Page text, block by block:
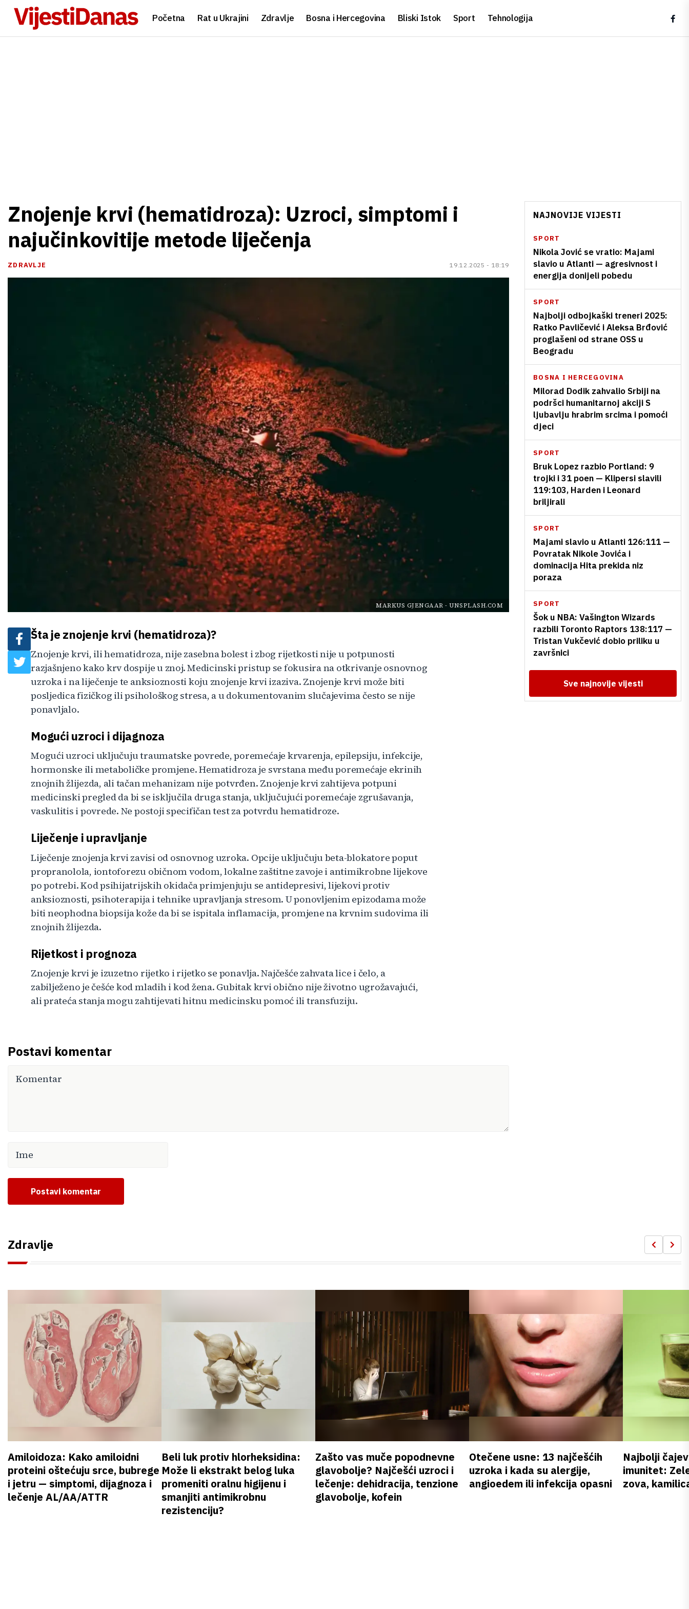
Početna Rat u Ukrajini Zdravlje Bosna i Hercegovina Bliski Istok Sport Tehnologija
Znojenje krvi (hematidroza): Uzroci, simptomi i
najučinkovitije metode liječenja
ZDRAVLJE 19.12.2025 - 18:19
MARKUS GJENGAAR - UNSPLASH.COM
Šta je znojenje krvi (hematidroza)?
Znojenje krvi, ili hematidroza, nije zasebna bolest i zbog rijetkosti nije u potpunosti
razjašnjeno kako krv dospije u znoj. Medicinski pristup se fokusira na otkrivanje osnovnog
uzroka i na liječenje te anksioznosti koju znojenje krvi izaziva. Znojenje krvi može biti
posljedica fizičkog ili psihološkog stresa, a u dokumentovanim slučajevima često se nije
ponavljalo.
Mogući uzroci i dijagnoza
Mogući uzroci uključuju traumatske povrede, poremećaje krvarenja, epilepsiju, infekcije,
hormonske ili metaboličke promjene. Hematidroza je svrstana među poremećaje ekrinih
znojnih žlijezda, ali tačan mehanizam nije potvrđen. Znojenje krvi zahtijeva potpuni
medicinski pregled da bi se isključila druga stanja, uključujući poremećaje zgrušavanja,
vaskulitis i povrede. Ne postoji specifičan test za potvrdu hematidroze.
Liječenje i upravljanje
Liječenje znojenja krvi zavisi od osnovnog uzroka. Opcije uključuju beta-blokatore poput
propranolola, iontoforezu običnom vodom, lokalne zaštitne zavoje i antimikrobne lijekove
po potrebi. Kod psihijatrijskih okidača primjenjuju se antidepresivi, lijekovi protiv
anksioznosti, psihoterapija i tehnike upravljanja stresom. U ponovljenim epizodama može
biti neophodna biopsija kože da bi se ispitala inflamacija, promjene na krvnim sudovima ili
znojnih žlijezda.
Rijetkost i prognoza
Znojenje krvi je izuzetno rijetko i rijetko se ponavlja. Najčešće zahvata lice i čelo, a
zabilježeno je češće kod mladih i kod žena. Gubitak krvi obično nije životno ugrožavajući,
ali prateća stanja mogu zahtijevati hitnu medicinsku pomoć ili transfuziju.
Postavi komentar
Postavi komentar
NAJNOVIJE VIJESTI
SPORT
Nikola Jović se vratio: Majami
slavio u Atlanti — agresivnost i
energija donijeli pobedu
SPORT
Najbolji odbojkaški treneri 2025:
Ratko Pavličević i Aleksa Brđović
proglašeni od strane OSS u
Beogradu
BOSNA I HERCEGOVINA
Milorad Dodik zahvalio Srbiji na
podršci humanitarnoj akciji S
ljubavlju hrabrim srcima i pomoći
djeci
SPORT
Bruk Lopez razbio Portland: 9
trojki i 31 poen — Klipersi slavili
119:103, Harden i Leonard
briljirali
SPORT
Majami slavio u Atlanti 126:111 —
Povratak Nikole Jovića i
dominacija Hita prekida niz
poraza
SPORT
Šok u NBA: Vašington Wizards
razbili Toronto Raptors 138:117 —
Tristan Vukčević dobio priliku u
završnici
Sve najnovije vijesti
Zdravlje
Amiloidoza: Kako amiloidni
proteini oštećuju srce, bubrege
i jetru — simptomi, dijagnoza i
lečenje AL/AA/ATTR
Beli luk protiv hlorheksidina:
Može li ekstrakt belog luka
promeniti oralnu higijenu i
smanjiti antimikrobnu
rezistenciju?
Zašto vas muče popodnevne
glavobolje? Najčešći uzroci i
lečenje: dehidracija, tenzione
glavobolje, kofein
Otečene usne: 13 najčešćih
uzroka i kada su alergije,
angioedem ili infekcija opasni
Najbolji
imunitet:
zova,